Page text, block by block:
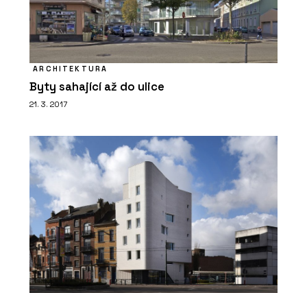
ARCHITEKTURA
Byty sahající až do ulice
21. 3. 2017